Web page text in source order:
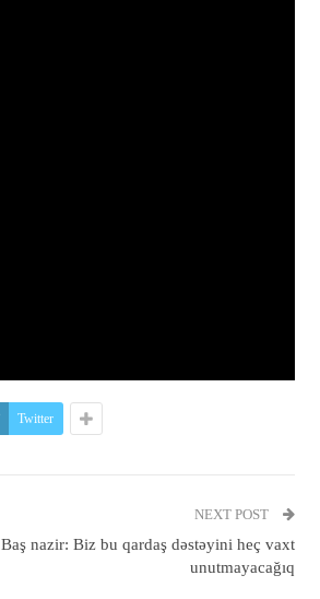
Twitter
NEXT POST
Baş nazir: Biz bu qardaş dəstəyini heç vaxt
unutmayacağıq